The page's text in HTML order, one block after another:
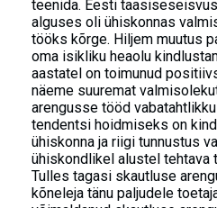
teenida. Eesti
alguses oli ühiskonnas
tööks kõrge. Hiljem muutus
oma isikliku heaolu
aastatel on toimunud
näeme suuremat
arengusse tööd
tendentsi hoidmiseks on
ühiskonna ja riigi tunnustus
ühiskondlikel alustel
Tulles tagasi skautluse
kõneleja tänu paljudele